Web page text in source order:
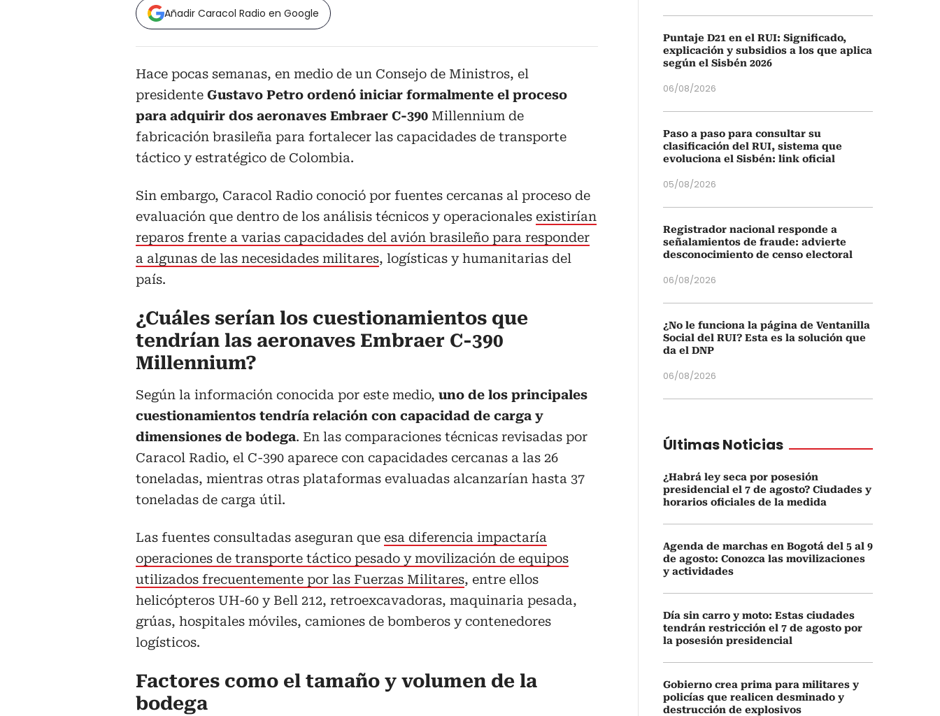
Añadir Caracol Radio en Google
Hace pocas semanas, en medio de un Consejo de Ministros, el
presidente Gustavo Petro ordenó iniciar formalmente el proceso
para adquirir dos aeronaves Embraer C-390 Millennium de
fabricación brasileña para fortalecer las capacidades de transporte
táctico y estratégico de Colombia.
Sin embargo, Caracol Radio conoció por fuentes cercanas al proceso de
evaluación que dentro de los análisis técnicos y operacionales existirían
reparos frente a varias capacidades del avión brasileño para responder
a algunas de las necesidades militares, logísticas y humanitarias del
país.
¿Cuáles serían los cuestionamientos que
tendrían las aeronaves Embraer C-390
Millennium?
Según la información conocida por este medio, uno de los principales
cuestionamientos tendría relación con capacidad de carga y
dimensiones de bodega. En las comparaciones técnicas revisadas por
Caracol Radio, el C-390 aparece con capacidades cercanas a las 26
toneladas, mientras otras plataformas evaluadas alcanzarían hasta 37
toneladas de carga útil.
Las fuentes consultadas aseguran que esa diferencia impactaría
operaciones de transporte táctico pesado y movilización de equipos
utilizados frecuentemente por las Fuerzas Militares, entre ellos
helicópteros UH-60 y Bell 212, retroexcavadoras, maquinaria pesada,
grúas, hospitales móviles, camiones de bomberos y contenedores
logísticos.
Factores como el tamaño y volumen de la
bodega
Puntaje D21 en el RUI: Significado,
explicación y subsidios a los que aplica
según el Sisbén 2026
06/08/2026
Paso a paso para consultar su
clasificación del RUI, sistema que
evoluciona el Sisbén: link oficial
05/08/2026
Registrador nacional responde a
señalamientos de fraude: advierte
desconocimiento de censo electoral
06/08/2026
¿No le funciona la página de Ventanilla
Social del RUI? Esta es la solución que
da el DNP
06/08/2026
Últimas Noticias
¿Habrá ley seca por posesión
presidencial el 7 de agosto? Ciudades y
horarios oficiales de la medida
Agenda de marchas en Bogotá del 5 al 9
de agosto: Conozca las movilizaciones
y actividades
Día sin carro y moto: Estas ciudades
tendrán restricción el 7 de agosto por
la posesión presidencial
Gobierno crea prima para militares y
policías que realicen desminado y
destrucción de explosivos